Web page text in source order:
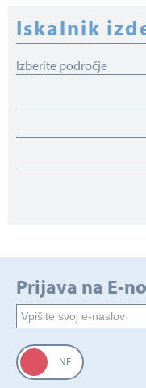
Iskalnik
Izberite področje
Prijava na E-